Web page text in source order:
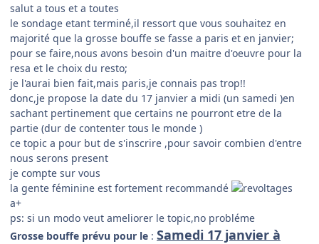
salut a tous et a toutes
le sondage etant terminé,il ressort que vous souhaitez en
majorité que la grosse bouffe se fasse a paris et en janvier;
pour se faire,nous avons besoin d'un maitre d'oeuvre pour la
resa et le choix du resto;
je l'aurai bien fait,mais paris,je connais pas trop!!
donc,je propose la date du 17 janvier a midi (un samedi )en
sachant pertinement que certains ne pourront etre de la
partie (dur de contenter tous le monde )
ce topic a pour but de s'inscrire ,pour savoir combien d'entre
nous serons present
je compte sur vous
la gente féminine est fortement recommandé
a+
ps: si un modo veut ameliorer le topic,no probléme
Grosse bouffe prévu pour le : Samedi 17 janvier à